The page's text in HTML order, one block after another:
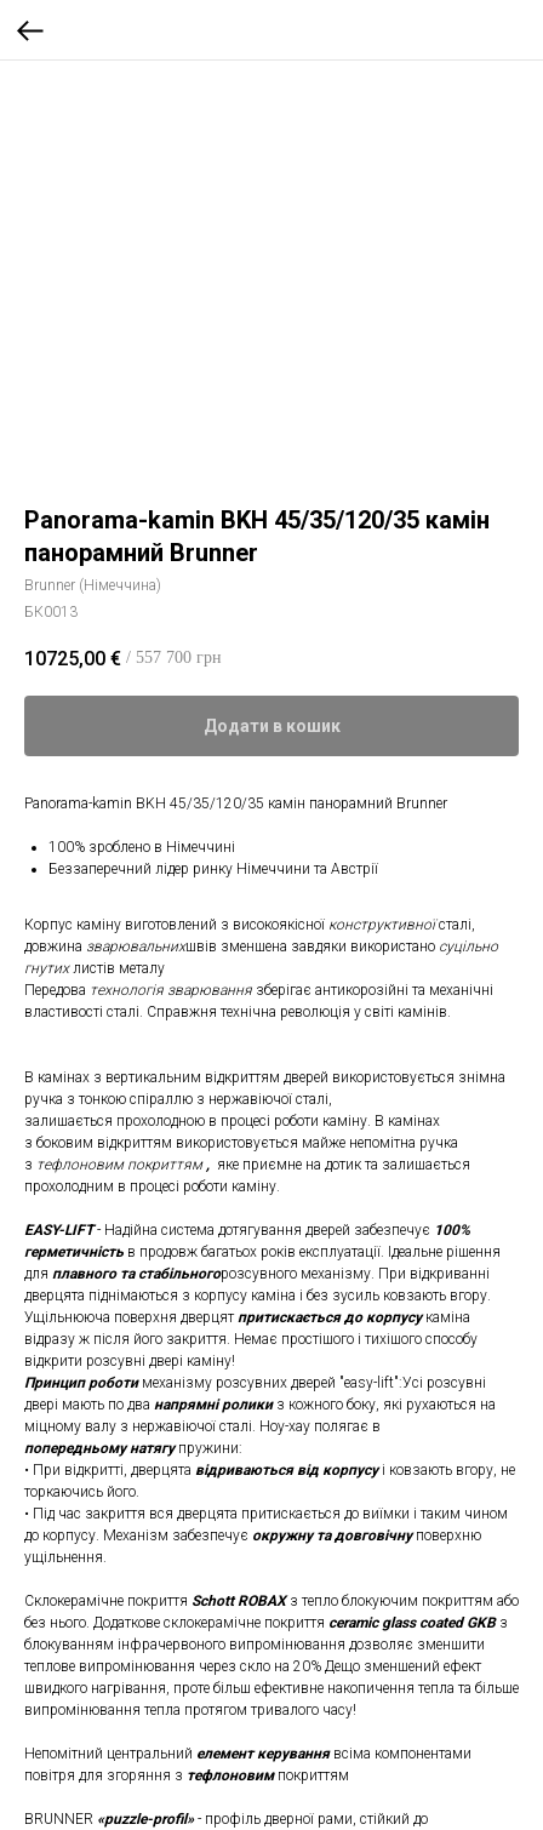
Panorama-kamin BKH 45/35/120/35 камін
панорамний Brunner
Brunner (Німеччина)
БК0013
10725,00 € / 557 700 грн
Додати в кошик
Panorama-kamin BKH 45/35/120/35 камін панорамний Brunner
100% зроблено в Німеччині
Беззаперечний лідер ринку Німеччини та Австрії
Корпус каміну виготовлений з високоякісної конструктивноїсталі,
довжина зварювальнихшвів зменшена завдяки використано суцільно
гнутихлистів металу
Передова технологія зварювання зберігає антикорозійні та механічні
властивості сталі. Справжня технічна революція у світі камінів.
В камінах з вертикальним відкриттям дверей використовується знімна
ручка з тонкою спіраллю з нержавіючої сталі,
залишається прохолодною в процесі роботи каміну. В камінах
з боковим відкриттям використовується майже непомітна ручка
з тефлоновим покриттям , яке приємне на дотик та залишається
прохолодним в процесі роботи каміну.
EASY-LIFT- Надійна система дотягування дверей забезпечує 100%
герметичність в продовж багатьох років експлуатації. Ідеальне рішення
для плавного та стабільногорозсувного механізму. При відкриванні
дверцята піднімаються з корпусу каміна і без зусиль ковзають вгору.
Ущільнююча поверхня дверцятпритискається до корпусукаміна
відразу ж після його закриття. Немає простішого і тихішого способу
відкрити розсувні двері каміну!
Принцип роботимеханізму розсувних дверей "easy-lift":Усі розсувні
двері мають по два напрямні роликиз кожного боку, які рухаються на
міцному валу з нержавіючої сталі. Ноу-хау полягає в
попередньому натягупружини:
• При відкритті, дверцята відриваються від корпусуі ковзають вгору, не
торкаючись його.
• Під час закриття вся дверцята притискається до виїмки і таким чином
до корпусу. Механізм забезпечує окружну та довговічнуповерхню
ущільнення.
Склокерамічне покриття Schott ROBAXз тепло блокуючим покриттям або
без нього. Додаткове склокерамічне покриття ceramic glass coated GKBз
блокуванням інфрачервоного випромінювання дозволяє зменшити
теплове випромінювання через скло на 20% Дещо зменшений ефект
швидкого нагрівання, проте більш ефективне накопичення тепла та більше
випромінювання тепла протягом тривалого часу!
Непомітний центральний елемент керуваннявсіма компонентами
повітря для згоряння з тефлоновимпокриттям
BRUNNER «puzzle-profil»- профіль дверної рами, стійкий до